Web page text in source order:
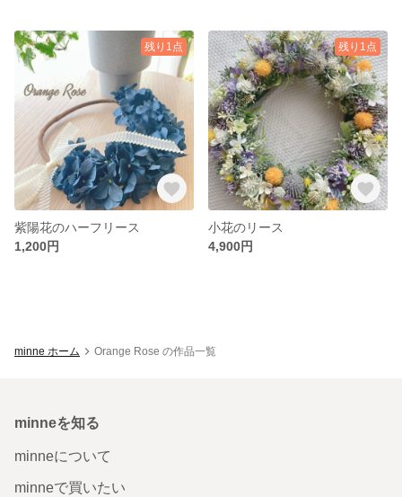
残り1点
紫陽花のハーフリース
1,200円
残り1点
小花のリース
4,900円
minne ホーム Orange Rose の作品一覧
minneを知る
minneについて
minneで買いたい